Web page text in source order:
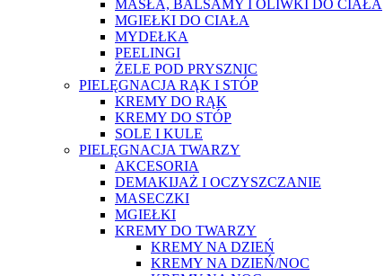
MASŁA, BALSAMY I OLIWKI DO CIAŁA
MGIEŁKI DO CIAŁA
MYDEŁKA
PEELINGI
ŻELE POD PRYSZNIC
PIELĘGNACJA RĄK I STÓP
KREMY DO RĄK
KREMY DO STÓP
SOLE I KULE
PIELĘGNACJA TWARZY
AKCESORIA
DEMAKIJAŻ I OCZYSZCZANIE
MASECZKI
MGIEŁKI
KREMY DO TWARZY
KREMY NA DZIEŃ
KREMY NA DZIEŃ/NOC